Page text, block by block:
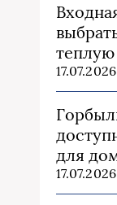
17.07.2026
для
17.07.2026